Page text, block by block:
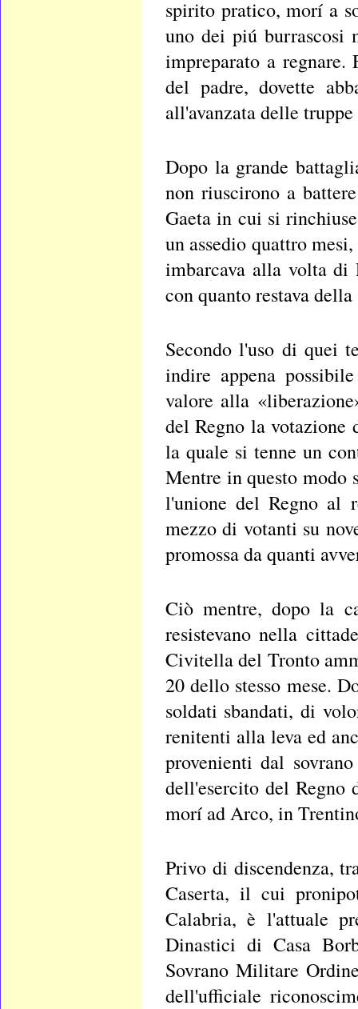
spirito pratico, morí a
uno dei piú burrascosi
impreparato a
del padre, dovette
all'avanzata delle
Dopo la grande
non riuscirono a
Gaeta in cui si
un assedio quattro
imbarcava alla volta di
con quanto restava
Secondo l'uso di quei
indire appena
valore alla
del Regno la votazione
la quale si tenne un
Mentre in questo
l'unione del Regno al
mezzo di votanti su
promossa da quanti
Ciò mentre, dopo la
resistevano nella
Civitella del Tronto
20 dello stesso mese.
soldati sbandati, di
renitenti alla leva ed
provenienti dal
dell'esercito del
morí ad Arco, in
Privo di discendenza,
Caserta, il cui
Calabria, è l'attuale
Dinastici di Casa
Sovrano Militare
dell'ufficiale